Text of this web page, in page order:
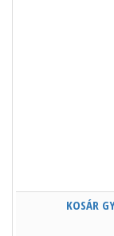
KOSÁR